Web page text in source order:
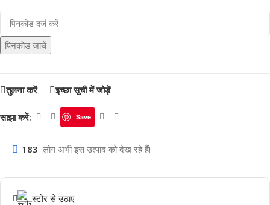
पिनकोड जांचें
तुलना करें इच्छा सूची में जोड़ें
साझा करें: Save
183 लोग अभी इस उत्पाद को देख रहे हैं!
स्टोर से उठाएं